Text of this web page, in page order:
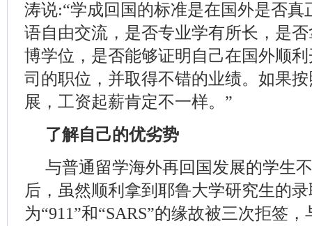
涛说:“学成回国的标准是在国外是否
语自由交流，是否专业学有所长，是
博学位，是否能够证明自己在国外顺
司的职位，并取得不错的业绩。如果
展，工资起薪肯定不一样。”
了解自己的优劣势
与普通留学海外再回国发展的学生
后，虽然顺利拿到耶鲁大学研究生的
为“911”和“SARS”的缘故被三次拒签